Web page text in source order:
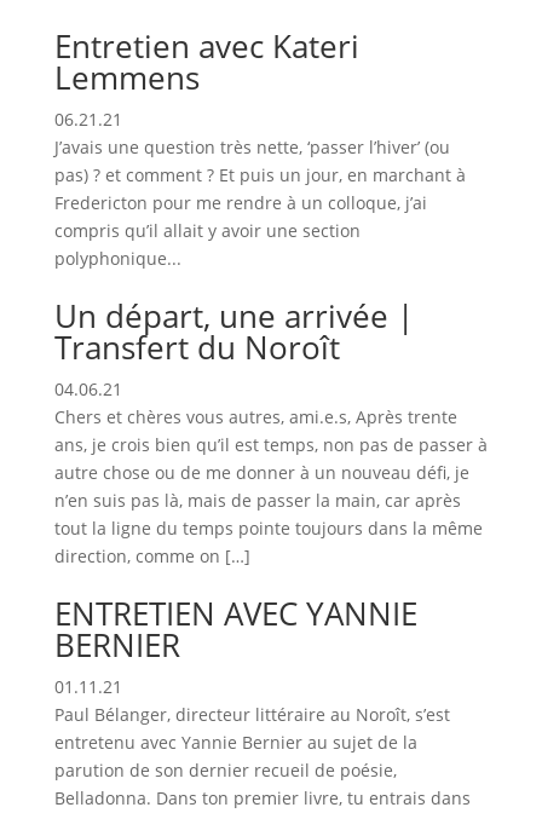
Entretien avec Kateri
Lemmens
06.21.21
J’avais une question très nette, ‘passer l’hiver’ (ou
pas) ? et comment ? Et puis un jour, en marchant à
Fredericton pour me rendre à un colloque, j’ai
compris qu’il allait y avoir une section
polyphonique...
Un départ, une arrivée |
Transfert du Noroît
04.06.21
Chers et chères vous autres, ami.e.s, Après trente
ans, je crois bien qu’il est temps, non pas de passer à
autre chose ou de me donner à un nouveau défi, je
n’en suis pas là, mais de passer la main, car après
tout la ligne du temps pointe toujours dans la même
direction, comme on […]
ENTRETIEN AVEC YANNIE
BERNIER
01.11.21
Paul Bélanger, directeur littéraire au Noroît, s’est
entretenu avec Yannie Bernier au sujet de la
parution de son dernier recueil de poésie,
Belladonna. Dans ton premier livre, tu entrais dans